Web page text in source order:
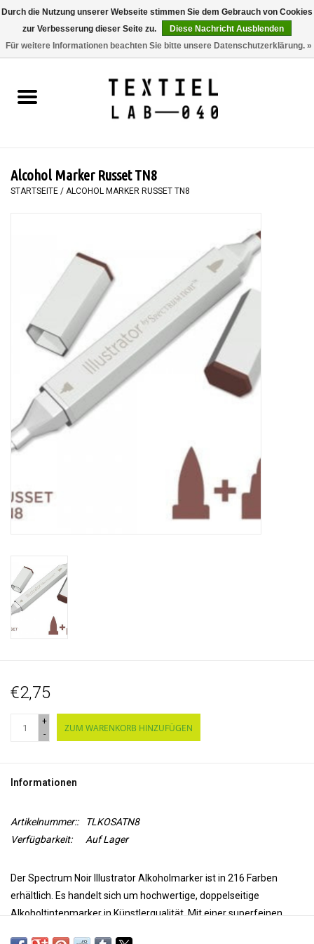
0 Artikel - €0,00
BÜCHER
MALEN
WORKSHOPS
SPECIALS
WERKZEUGE
Alcohol Marker Russet TN8
STARTSEITE / ALCOHOL MARKER RUSSET TN8
€2,75
+
-
ZUM WARENKORB HINZUFÜGEN
Informationen
Artikelnummer::
TLKOSATN8
Verfügbarkeit:
Auf Lager
Der Spectrum Noir Illustrator Alkoholmarker ist in 216 Farben
erhältlich. Es handelt sich um hochwertige, doppelseitige
Alkoholtintenmarker in Künstlerqualität. Mit einer superfeinen
Durch die Nutzung unserer Webseite stimmen Sie dem Gebrauch von Cookies
zur Verbesserung dieser Seite zu.
Diese Nachricht Ausblenden
Für weitere Informationen beachten Sie bitte unsere Datenschutzerklärung. »